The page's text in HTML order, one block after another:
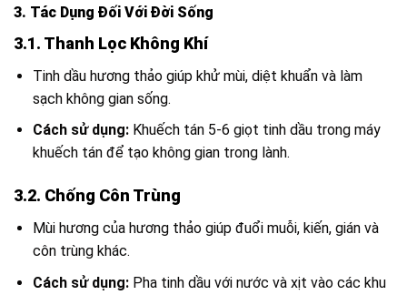
3. Tác Dụng Đối Với Đời Sống
3.1. Thanh Lọc Không Khí
Tinh dầu hương thảo giúp khử mùi, diệt khuẩn và làm
sạch không gian sống.
Cách sử dụng:Khuếch tán 5-6 giọt tinh dầu trong máy
khuếch tán để tạo không gian trong lành.
3.2. Chống Côn Trùng
Mùi hương của hương thảo giúp đuổi muỗi, kiến, gián và
côn trùng khác.
Cách sử dụng:Pha tinh dầu với nước và xịt vào các khu